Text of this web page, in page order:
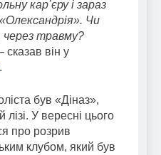
карʼєру і зараз
Чи
через травму?
сказав він у
.
був «Діназ»,
У вересні цього
про розрив
клубом, який був